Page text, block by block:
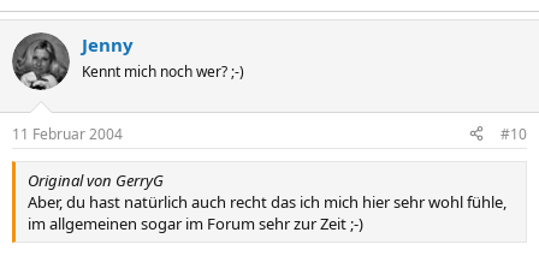
Jenny
Kennt mich noch wer? ;-)
11 Februar 2004 #10
Original von GerryG
Aber, du hast natürlich auch recht das ich mich hier sehr wohl fühle,
im allgemeinen sogar im Forum sehr zur Zeit ;-)